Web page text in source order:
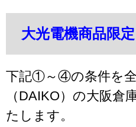
大光電機商品限
下記①～④の条件を
（DAIKO）の大阪
たします。